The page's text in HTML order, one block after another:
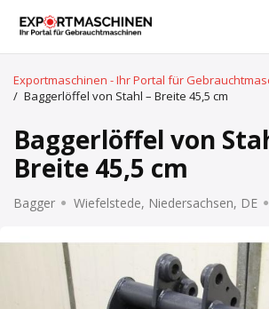
Exportmaschinen - Ihr Portal für
/ Baggerlöffel von Stahl – Breite 45,5 cm
Baggerlöffel von
Breite 45,5 cm
Bagger Wiefelstede, Niedersachsen, DE